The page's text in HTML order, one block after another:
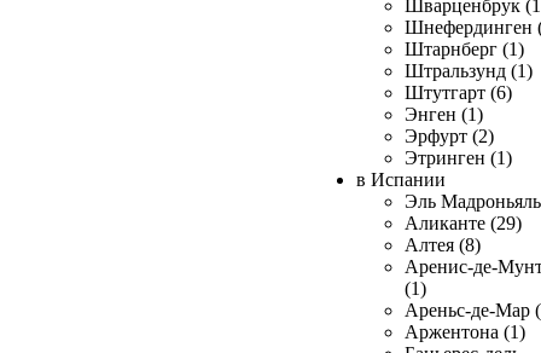
Шварценбрук
Шнефердинген
Штарнберг (1)
Штральзунд (1)
Штутгарт (6)
Энген (1)
Эрфурт (2)
Этринген (1)
в Испании
Эль
Аликанте (29)
Алтея (8)
Аренис-де-
(1)
Ареньс-де-Мар
Аржентона (1)